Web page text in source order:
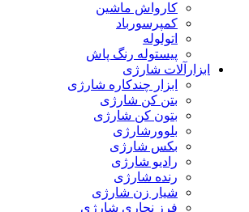
کارواش ماشین
کمپرسورباد
اتولوله
پیستوله رنگ پاش
ابزارآلات شارژی
ابزار چندکاره شارژی
بتن کن شارژی
بتون کن شارژی
بلوورشارژی
بکس شارژی
رادیو شارژی
رنده شارژی
شیار زن شارژی
فرز نجاری شارژی